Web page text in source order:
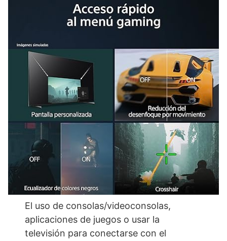
El uso de consolas/videoconsolas,
aplicaciones de juegos o usar la
televisión para conectarse con el